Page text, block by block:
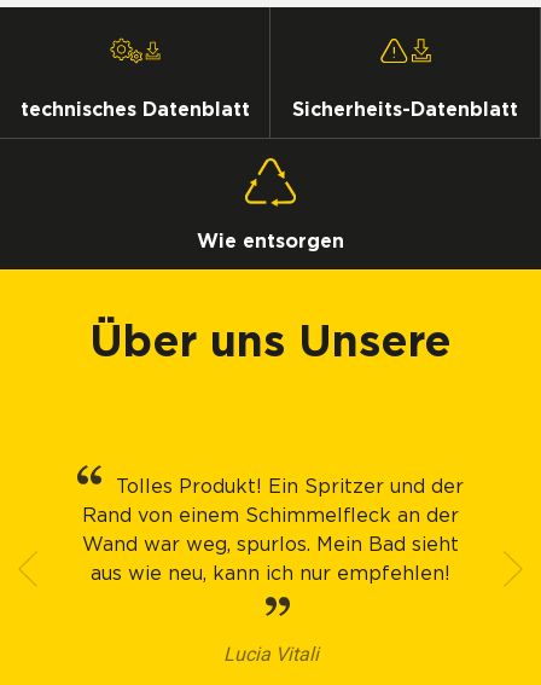
technisches Datenblatt Sicherheits-Datenblatt
Wie entsorgen
Über uns Unsere
Tolles Produkt! Ein Spritzer und der
Rand von einem Schimmelfleck an der
Wand war weg, spurlos. Mein Bad sieht
aus wie neu, kann ich nur empfehlen!
Lucia Vitali